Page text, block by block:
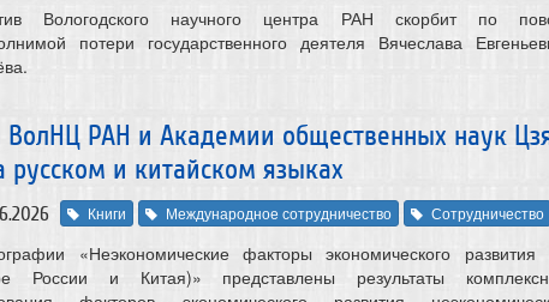
Вологодского научного центра РАН скорбит по
потери государственного деятеля Вячеслава
ВолНЦ РАН и Академии общественных наук
русском и китайском языках
Книги Международное сотрудничество Сотрудничество
«Неэкономические факторы экономического развития
России и Китая)» представлены результаты